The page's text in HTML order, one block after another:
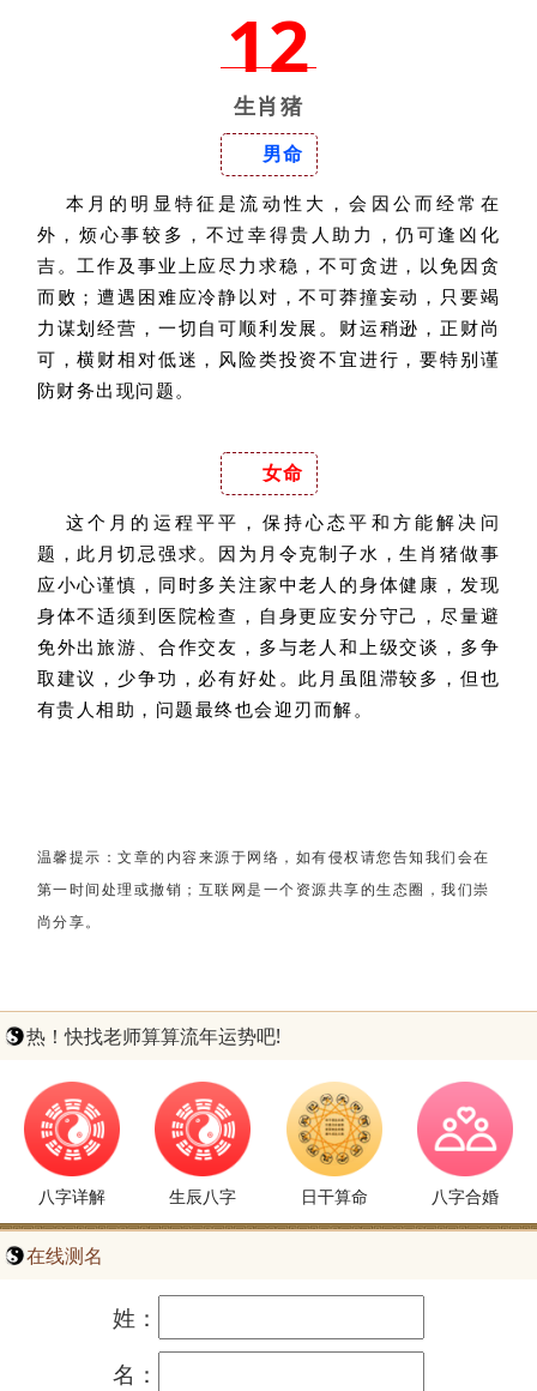
12
生肖猪
男命
本月的明显特征是流动性大，会因公而经常在
外，烦心事较多，不过幸得贵人助力，仍可逢凶化
吉。工作及事业上应尽力求稳，不可贪进，以免因贪
而败；遭遇困难应冷静以对，不可莽撞妄动，只要竭
力谋划经营，一切自可顺利发展。财运稍逊，正财尚
可，横财相对低迷，风险类投资不宜进行，要特别谨
防财务出现问题。
女命
这个月的运程平平，保持心态平和方能解决问
题，此月切忌强求。因为月令克制子水，生肖猪做事
应小心谨慎，同时多关注家中老人的身体健康，发现
身体不适须到医院检查，自身更应安分守己，尽量避
免外出旅游、合作交友，多与老人和上级交谈，多争
取建议，少争功，必有好处。此月虽阻滞较多，但也
有贵人相助，问题最终也会迎刃而解。
温馨提示：文章的内容来源于网络，如有侵权请您告知我们会在
第一时间处理或撤销；互联网是一个资源共享的生态圈，我们崇
尚分享。
热！快找老师算算流年运势吧!
八字详解 生辰八字 日干算命 八字合婚
在线测名
姓：
名：